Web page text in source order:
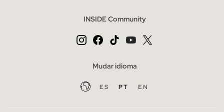
INSIDE Community
Mudar idioma
ES PT EN